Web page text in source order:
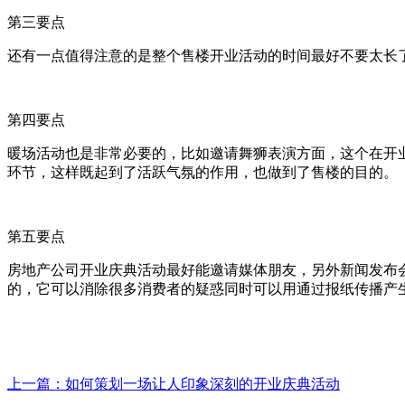
第三要点
还有一点值得注意的是整个售楼开业活动的时间最好不要太
第四要点
暖场活动也是非常必要的，比如邀请舞狮表演方面，这个在
环节，这样既起到了活跃气氛的作用，也做到了售楼的目的。
第五要点
房地产公司开业庆典活动最好能邀请媒体朋友，另外新闻发
的，它可以消除很多消费者的疑惑同时可以用通过报纸传播
上一篇：如何策划一场让人印象深刻的开业庆典活动